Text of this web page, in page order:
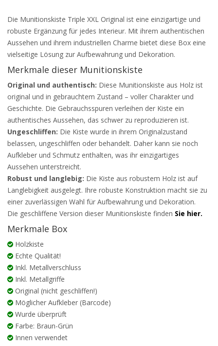
Die Munitionskiste Triple XXL Original ist eine einzigartige und
robuste Ergänzung für jedes Interieur. Mit ihrem authentischen
Aussehen und ihrem industriellen Charme bietet diese Box eine
vielseitige Lösung zur Aufbewahrung und Dekoration.
Merkmale dieser Munitionskiste
Original und authentisch: Diese Munitionskiste aus Holz ist
original und in gebrauchtem Zustand – voller Charakter und
Geschichte. Die Gebrauchsspuren verleihen der Kiste ein
authentisches Aussehen, das schwer zu reproduzieren ist.
Ungeschliffen: Die Kiste wurde in ihrem Originalzustand
belassen, ungeschliffen oder behandelt. Daher kann sie noch
Aufkleber und Schmutz enthalten, was ihr einzigartiges
Aussehen unterstreicht.
Robust und langlebig: Die Kiste aus robustem Holz ist auf
Langlebigkeit ausgelegt. Ihre robuste Konstruktion macht sie zu
einer zuverlässigen Wahl für Aufbewahrung und Dekoration.
Die geschliffene Version dieser Munitionskiste finden Sie hier.
Merkmale Box
Holzkiste
Echte Qualität!
Inkl. Metallverschluss
Inkl. Metallgriffe
Original (nicht geschliffen!)
Möglicher Aufkleber (Barcode)
Wurde überprüft
Farbe: Braun-Grün
Innen verwendet